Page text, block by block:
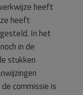
heeft
heeft
In het
in de
stukken
commissie is